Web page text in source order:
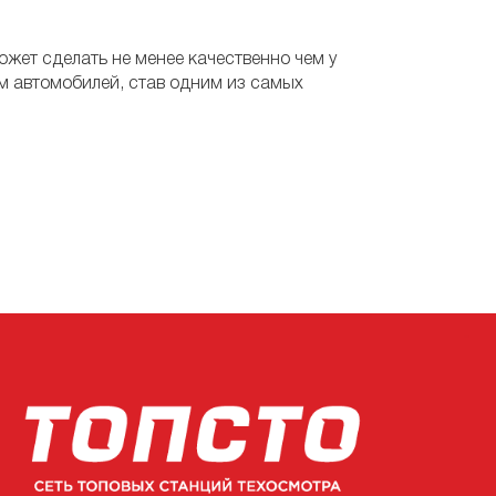
сделать не менее качественно чем у
автомобилей, став одним из самых